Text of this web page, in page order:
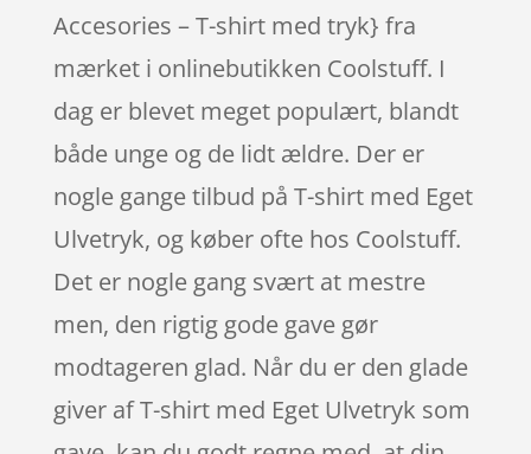
Accesories – T-shirt med tryk} fra
mærket i onlinebutikken Coolstuff. I
dag er blevet meget populært, blandt
både unge og de lidt ældre. Der er
nogle gange tilbud på T-shirt med Eget
Ulvetryk, og køber ofte hos Coolstuff.
Det er nogle gang svært at mestre
men, den rigtig gode gave gør
modtageren glad. Når du er den glade
giver af T-shirt med Eget Ulvetryk som